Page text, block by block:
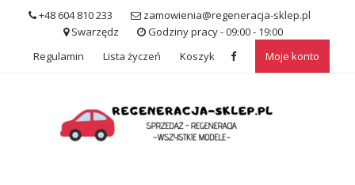
+48 604 810 233
zamowienia@regeneracja-sklep.pl
Swarzędz
Godziny pracy - 09:00 - 19:00
Regulamin
Lista życzeń Koszyk Moje konto